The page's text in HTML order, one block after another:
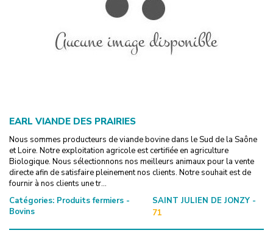
EARL VIANDE DES PRAIRIES
Nous sommes producteurs de viande bovine dans le Sud de la Saône
et Loire. Notre exploitation agricole est certifiée en agriculture
Biologique. Nous sélectionnons nos meilleurs animaux pour la vente
directe afin de satisfaire pleinement nos clients. Notre souhait est de
fournir à nos clients une tr...
Catégories: Produits fermiers -
Bovins
SAINT JULIEN DE JONZY -
71